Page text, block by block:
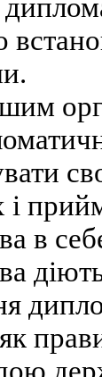
і
в